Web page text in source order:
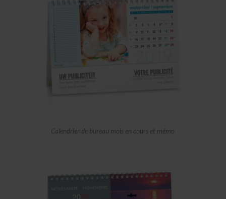
Calendrier de bureau mois en cours et mémo